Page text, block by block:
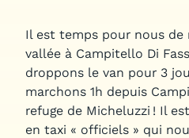
Il est temps pour nous de
vallée à Campitello Di
droppons le van pour 3
marchons 1h depuis
refuge de Micheluzzi ! Il
en taxi « officiels » qui